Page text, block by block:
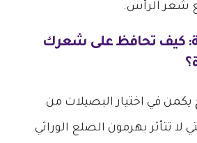
شعر الرأس.
كيف تحافظ على شعرك
يكمن في اختيار البصيلات من
لا تتأثر بهرمون الصلع الوراثي